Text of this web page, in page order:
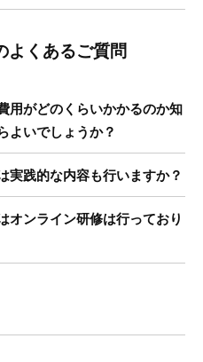
よくあるご質問
用がどのくらいかかるのか知
よいでしょうか？
実践的な内容も行いますか？
オンライン研修は行っており